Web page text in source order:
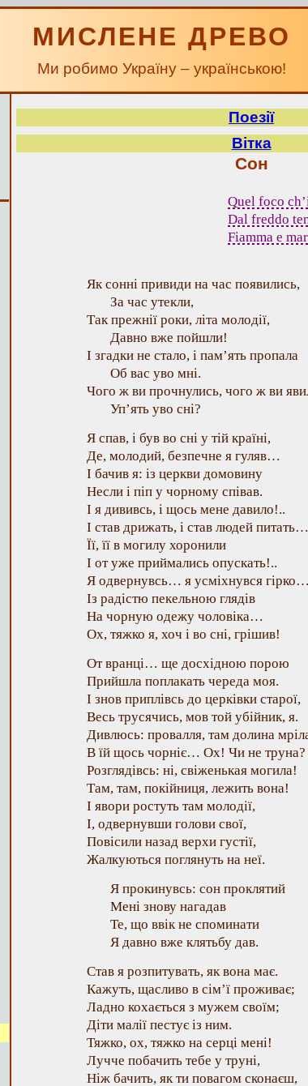
МИСЛЕНЕ ДРЕВО
Ми робимо Україну – українською!
Поезії
Вітка
Сон
Quel foco
Dal freddo
Fiamma e
Як сонні привиди на час появились,
За час утекли,
Так прежнії роки, літа молодії,
Давно вже пойшли!
І згадки не стало, і пам’ять пропала
Об вас уво мні.
Чого ж ви прочнулись, чого ж ви
Уп’ять уво сні?
Я спав, і був во сні у тій країні,
Де, молодий, безпечне я гуляв…
І бачив я: із церкви домовину
Несли і піп у чорному співав.
І я дививсь, і щось мене давило!..
І став дрижать, і став людей питать…
Її, її в могилу хоронили
І от уже приймались опускать!..
Я одвернувсь… я усміхнувся
Із радістю пекельною глядів
На чорную одежу чоловіка…
Ох, тяжко я, хоч і во сні, грішив!
От вранці… ще досхідною порою
Прийшла поплакать череда моя.
І знов приплівсь до церківки старої,
Весь трусячись, мов той убійник, я.
Дивлюсь: провалля, там долина
В їй щось чорніє… Ох! Чи не труна?
Розглядівсь: ні, свіженькая могила!
Там, там, покійниця, лежить вона!
І явори ростуть там молодії,
І, одвернувши голови свої,
Повісили назад верхи густії,
Жалкуються поглянуть на неї.
Я прокинувсь: сон проклятий
Мені знову нагадав
Те, що ввік не споминати
Я давно вже клятьбу дав.
Став я розпитувать, як вона має.
Кажуть, щасливо в сім’ї проживає;
Ладно кохається з мужем своїм;
Діти малії пестує із ним.
Тяжко, ох, тяжко на серці мені!
Лучче побачить тебе у труні,
Ніж бачить, як ти повагом сконаєш,